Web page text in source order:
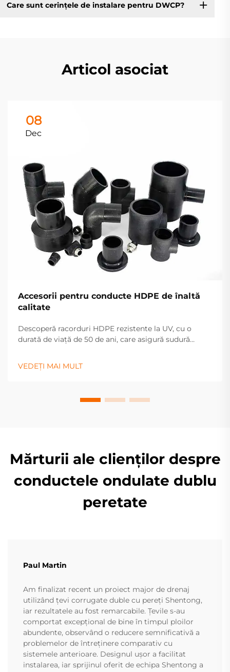
Care sunt cerințele de instalare pentru DWCP?
Articol asociat
08
Dec
Accesorii pentru conducte HDPE de înaltă
calitate
Descoperă racorduri HDPE rezistente la UV, cu o
durată de viață de 50 de ani, care asigură sudură
VEDEȚI MAI MULT
Mărturii ale clienților despre
conductele ondulate dublu
peretate
Paul Martin
Am finalizat recent un proiect major de drenaj
utilizând țevi corrugate duble cu pereți Shentong,
iar rezultatele au fost remarcabile. Țevile s-au
comportat excepțional de bine în timpul ploilor
abundente, observând o reducere semnificativă a
problemelor de întreținere comparativ cu
sistemele anterioare. Designul ușor a facilitat
instalarea, iar sprijinul oferit de echipa Shentong a